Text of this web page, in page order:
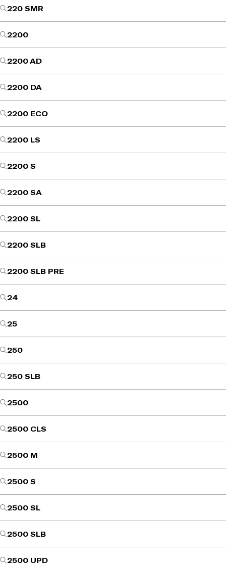
220 SMR
2200
2200 AD
2200 DA
2200 ECO
2200 LS
2200 S
2200 SA
2200 SL
2200 SLB
2200 SLB PRE
24
25
250
250 SLB
2500
2500 CLS
2500 M
2500 S
2500 SL
2500 SLB
2500 UPD